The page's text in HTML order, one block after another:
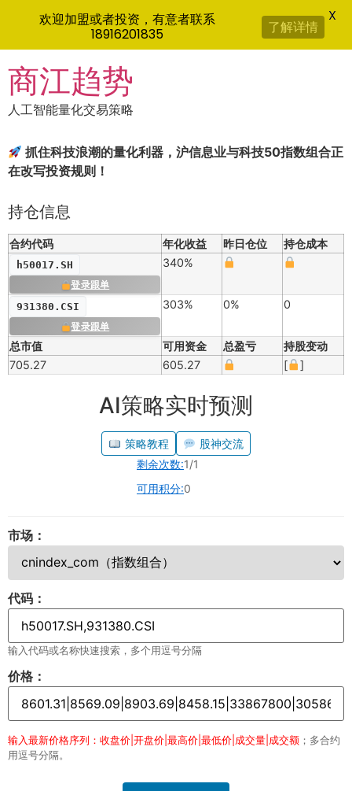
to
content
商江趋势
人工智能量化交易策略
抓住科技浪潮的量化利器，沪信息业与科技50指数组合正
在改写投资规则！
持仓信息
合约代码 年化收益 昨日仓位 持仓成本
h50017.SH
登录跟单
340%
931380.CSI
登录跟单
303% 0% 0
总市值 可用资金 总盈亏
持股变动
705.27
605.27 [ ]
AI策略实时预测
策略教程
股神交流
剩余次数:1/1
可用积分:0
市场：
代码：
输入代码或名称快速搜索，多个用逗号分隔
价格：
输入最新价格序列：收盘价|开盘价|最高价|最低价|成交量|成交额 ；多合约
用逗号分隔。
欢迎加盟或者投资，有意者联系
18916201835
了解详情
X